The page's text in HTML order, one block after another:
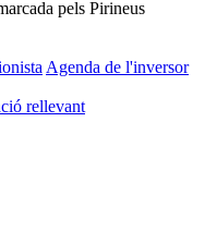
Agenda de l'inversor
rellevant